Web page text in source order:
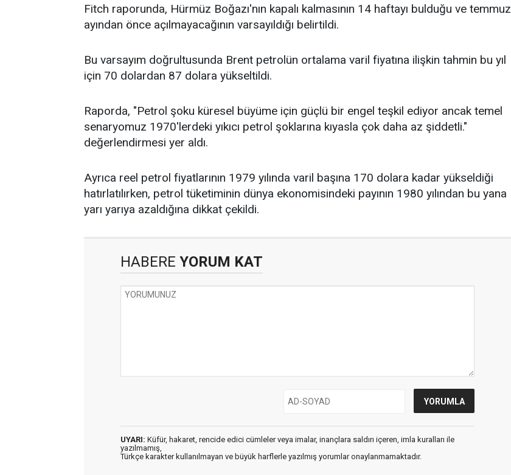
Fitch raporunda, Hürmüz Boğazı'nın kapalı kalmasının 14 haftayı bulduğu ve temmuz
ayından önce açılmayacağının varsayıldığı belirtildi.
Bu varsayım doğrultusunda Brent petrolün ortalama varil fiyatına ilişkin tahmin bu yıl
için 70 dolardan 87 dolara yükseltildi.
Raporda, "Petrol şoku küresel büyüme için güçlü bir engel teşkil ediyor ancak temel
senaryomuz 1970'lerdeki yıkıcı petrol şoklarına kıyasla çok daha az şiddetli."
değerlendirmesi yer aldı.
Ayrıca reel petrol fiyatlarının 1979 yılında varil başına 170 dolara kadar yükseldiği
hatırlatılırken, petrol tüketiminin dünya ekonomisindeki payının 1980 yılından bu yana
yarı yarıya azaldığına dikkat çekildi.
HABERE YORUM KAT
UYARI: Küfür, hakaret, rencide edici cümleler veya imalar, inançlara saldırı içeren, imla kuralları ile
yazılmamış,
Türkçe karakter kullanılmayan ve büyük harflerle yazılmış yorumlar onaylanmamaktadır.